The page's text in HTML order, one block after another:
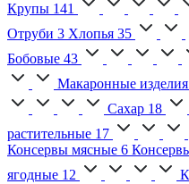
Крупы 141
Отруби 3 Хлопья 35
Бобовые 43
Макаронные изделия
Сахар 18
растительные 17
Консервы мясные 6
ягодные 12